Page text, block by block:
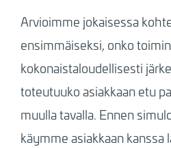
Arvioimme jokaisessa
ensimmäiseksi, onko
kokonaistaloudellisesti
toteutuuko asiakkaan etu
muulla tavalla. Ennen
käymme asiakkaan